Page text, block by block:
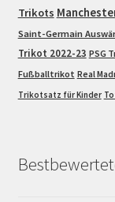
Trikots
Saint-Germain
Trikot 2022-23 PSG
Fußballtrikot Real
Trikotsatz für Kinder